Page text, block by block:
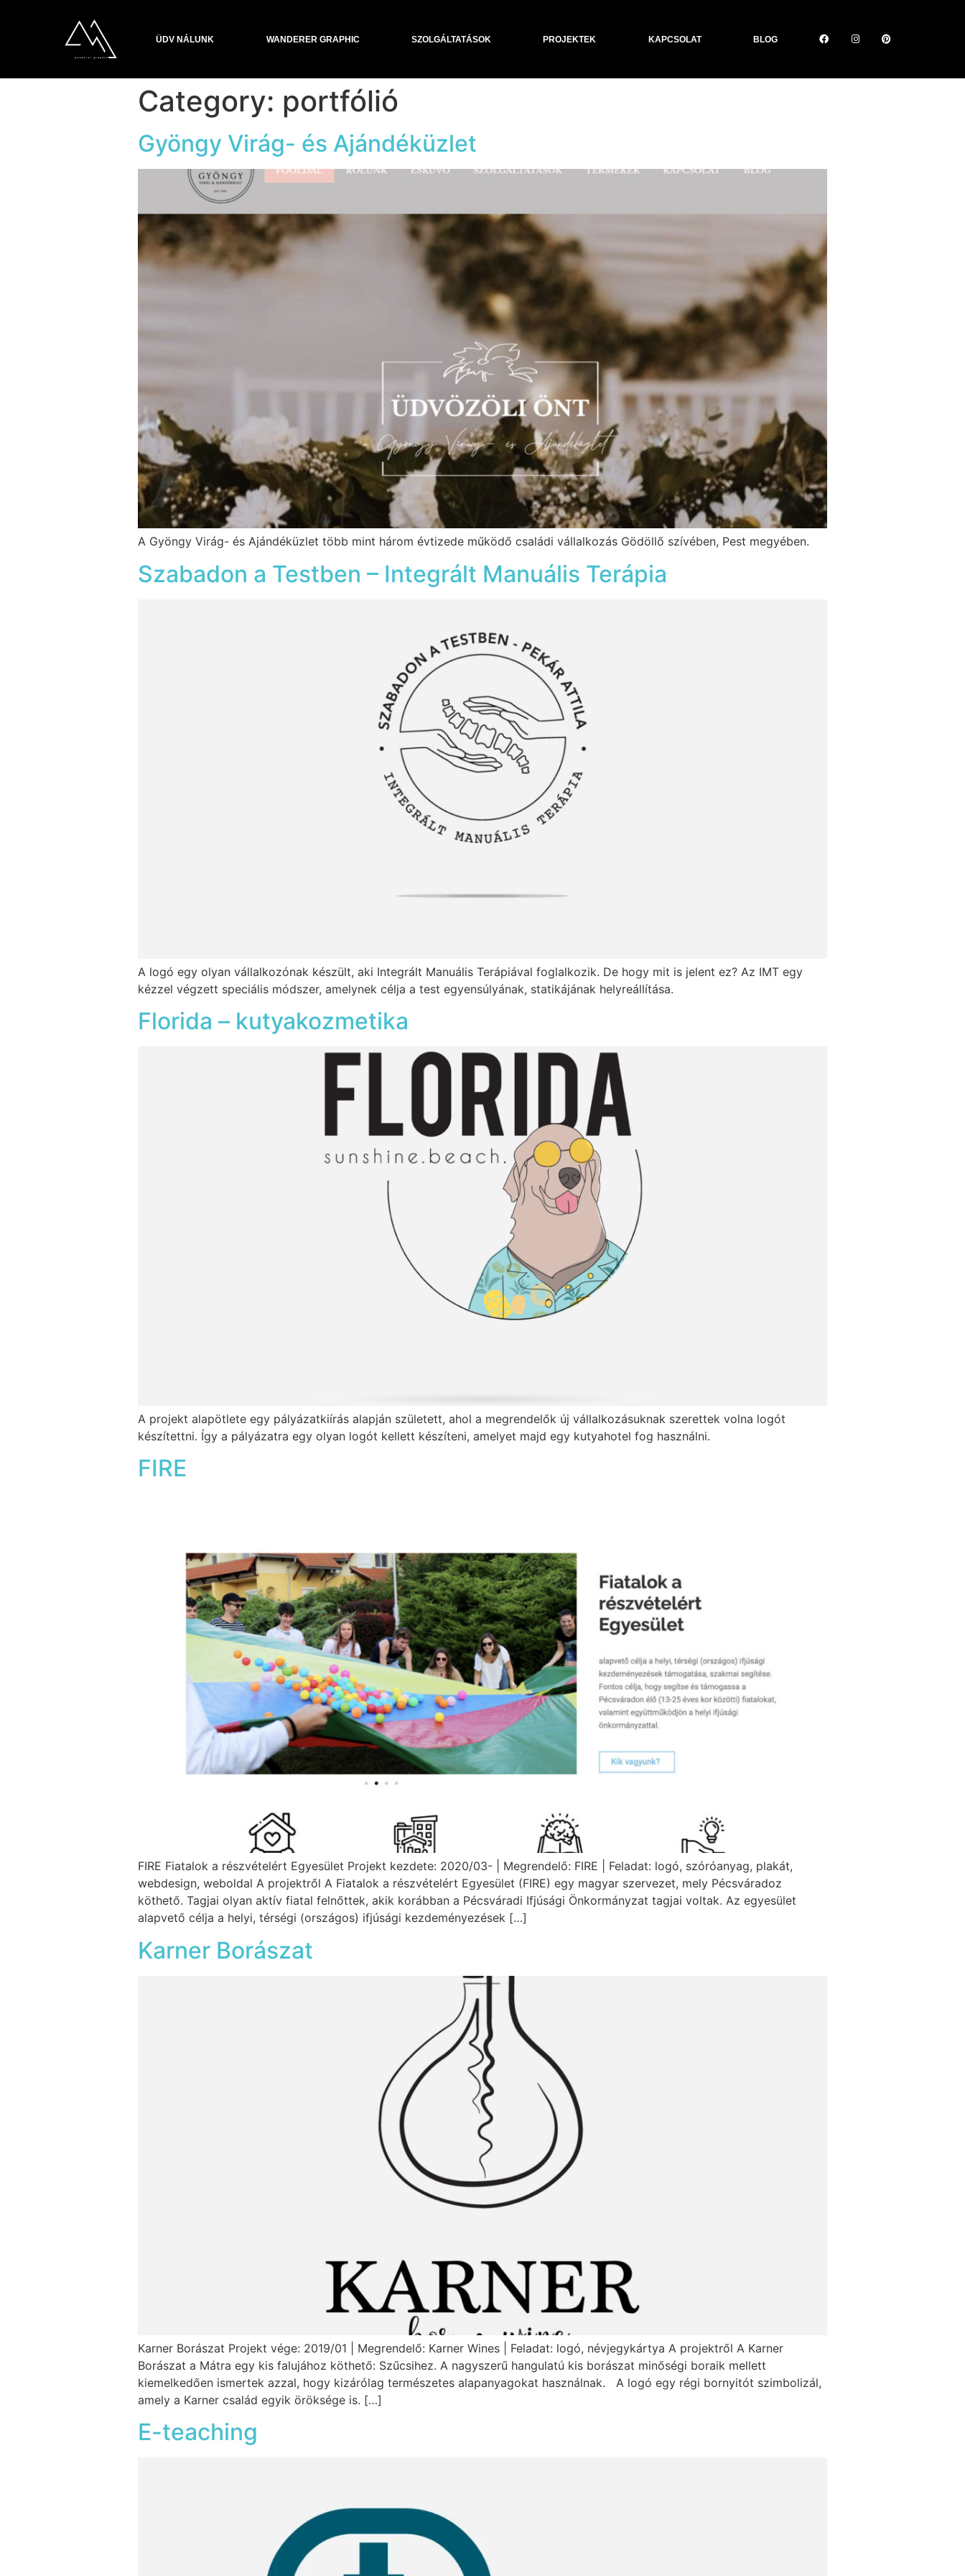
ÜDV NÁLUNK WANDERER GRAPHIC SZOLGÁLTATÁSOK PROJEKTEK KAPCSOLAT BLOG
Category: portfólió
Gyöngy Virág- és Ajándéküzlet
A Gyöngy Virág- és Ajándéküzlet több mint három évtizede működő családi vállalkozás Gödöllő szívében, Pest megyében.
Szabadon a Testben – Integrált Manuális Terápia
A logó egy olyan vállalkozónak készült, aki Integrált Manuális Terápiával foglalkozik. De hogy mit is jelent ez? Az IMT egy
kézzel végzett speciális módszer, amelynek célja a test egyensúlyának, statikájának helyreállítása.
Florida – kutyakozmetika
A projekt alapötlete egy pályázatkiírás alapján született, ahol a megrendelők új vállalkozásuknak szerettek volna logót
készítettni. Így a pályázatra egy olyan logót kellett készíteni, amelyet majd egy kutyahotel fog használni.
FIRE
FIRE Fiatalok a részvételért Egyesület Projekt kezdete: 2020/03- | Megrendelő: FIRE | Feladat: logó, szóróanyag, plakát,
webdesign, weboldal A projektről A Fiatalok a részvételért Egyesület (FIRE) egy magyar szervezet, mely Pécsváradoz
köthető. Tagjai olyan aktív fiatal felnőttek, akik korábban a Pécsváradi Ifjúsági Önkormányzat tagjai voltak. Az egyesület
alapvető célja a helyi, térségi (országos) ifjúsági kezdeményezések […]
Karner Borászat
Karner Borászat Projekt vége: 2019/01 | Megrendelő: Karner Wines | Feladat: logó, névjegykártya A projektről A Karner
Borászat a Mátra egy kis falujához köthető: Szűcsihez. A nagyszerű hangulatú kis borászat minőségi boraik mellett
kiemelkedően ismertek azzal, hogy kizárólag természetes alapanyagokat használnak. A logó egy régi bornyitót szimbolizál,
amely a Karner család egyik öröksége is. […]
E-teaching